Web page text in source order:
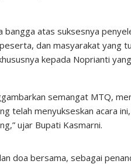
bangga atas suksesnya
dan masyarakat yang
kepada Noprianti
semangat MTQ,
telah menyukseskan acara
ujar Bupati Kasmarni.
doa bersama, sebagai